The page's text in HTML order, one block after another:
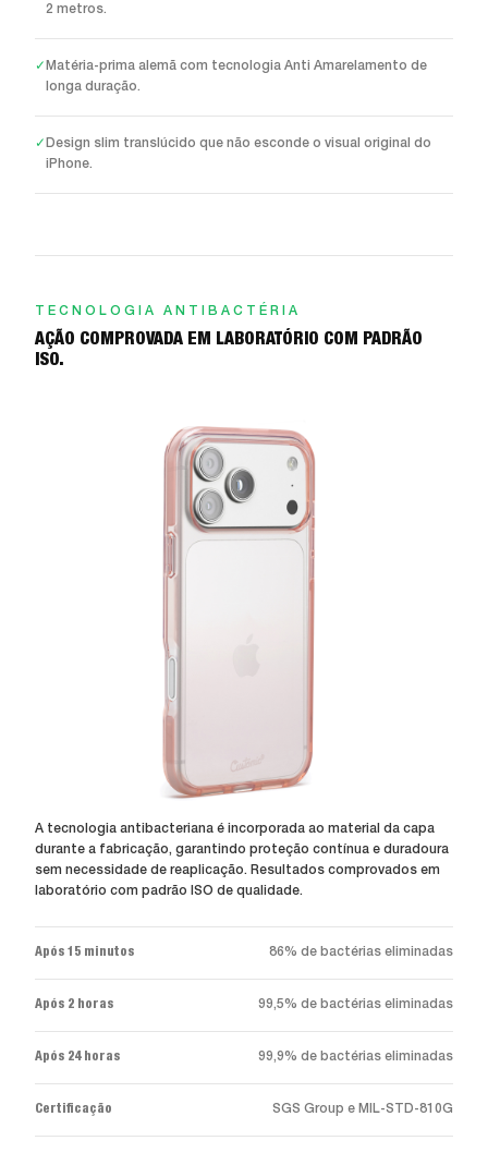
2 metros.
✓ Matéria-prima alemã com tecnologia Anti Amarelamento de
longa duração.
✓ Design slim translúcido que não esconde o visual original do
iPhone.
TECNOLOGIA ANTIBACTÉRIA
AÇÃO COMPROVADA EM LABORATÓRIO COM PADRÃO
ISO.
A tecnologia antibacteriana é incorporada ao material da capa
durante a fabricação, garantindo proteção contínua e duradoura
sem necessidade de reaplicação. Resultados comprovados em
laboratório com padrão ISO de qualidade.
Após 15 minutos 86% de bactérias eliminadas
Após 2 horas 99,5% de bactérias eliminadas
Após 24 horas 99,9% de bactérias eliminadas
Certificação SGS Group e MIL-STD-810G